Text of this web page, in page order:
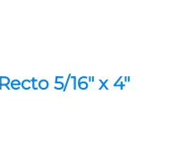
5/16″ x 4″